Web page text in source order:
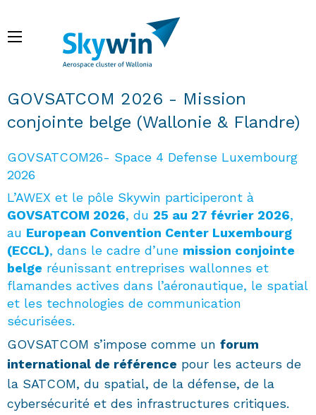
main
Breadcrumb
GOVSATCOM 2026 - Mission
conjointe belge (Wallonie & Flandre)
GOVSATCOM26- Space 4 Defense Luxembourg
2026
L’AWEX et le pôle Skywin participeront à
GOVSATCOM 2026, du 25 au 27 février 2026,
au European Convention Center Luxembourg
(ECCL), dans le cadre d’une mission conjointe
belge réunissant entreprises wallonnes et
flamandes actives dans l’aéronautique, le spatial
et les technologies de communication
sécurisées.
GOVSATCOM s’impose comme un forum
international de référence pour les acteurs de
la SATCOM, du spatial, de la défense, de la
cybersécurité et des infrastructures critiques.